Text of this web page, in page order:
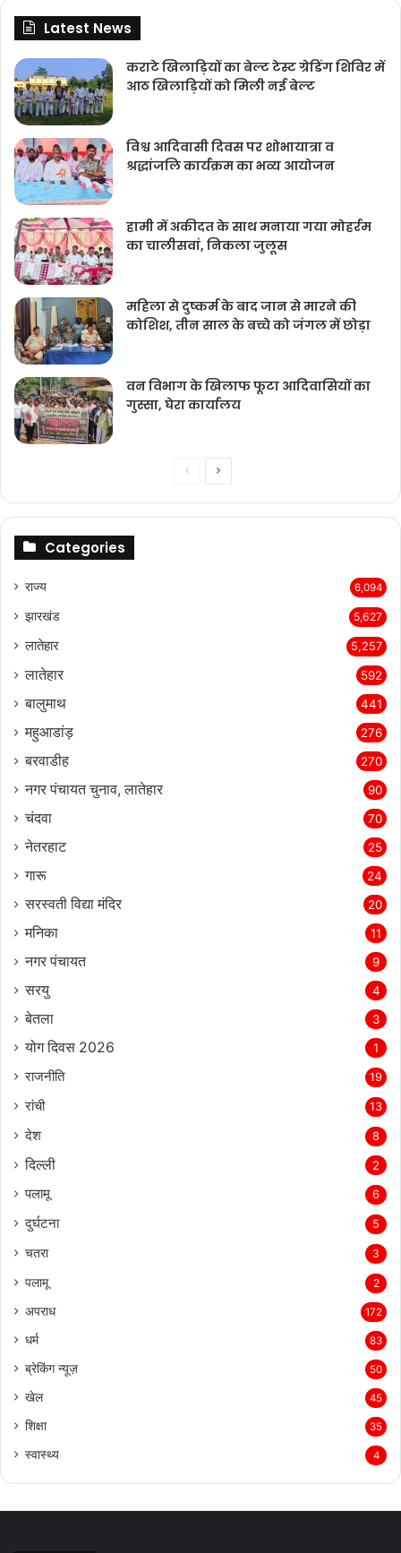
Latest News
कराटे खिलाड़ियों का बेल्ट टेस्ट ग्रेडिंग शिविर में
आठ खिलाड़ियों को मिली नई बेल्ट
विश्व आदिवासी दिवस पर शोभायात्रा व
श्रद्धांजलि कार्यक्रम का भव्य आयोजन
हामी में अकीदत के साथ मनाया गया मोहर्रम
का चालीसवां, निकला जुलूस
महिला से दुष्कर्म के बाद जान से मारने की
कोशिश, तीन साल के बच्चे को जंगल में छोड़ा
वन विभाग के खिलाफ फूटा आदिवासियों का
गुस्सा, घेरा कार्यालय
PreviousNext
Categories
राज्‍य 6,094
झारखंड 5,627
लातेहार 5,257
लातेहार 592
बालुमाथ 441
महुआडांड़ 276
बरवाडीह 270
नगर पंचायत चुनाव, लातेहार 90
चंदवा 70
नेतरहाट 25
गारू 24
सरस्‍वती विद्या मंदिर 20
मनिका 11
नगर पंचायत 9
सरयु 4
बेतला 3
योग दिवस 2026 1
राजनीति 19
रांची 13
देश 8
दिल्‍ली 2
पलामू 6
दुर्घटना 5
चतरा 3
पलामू 2
अपराध 172
धर्म 83
ब्रेकिंग न्यूज़ 50
खेल 45
शिक्षा 35
स्वास्थ्य 4